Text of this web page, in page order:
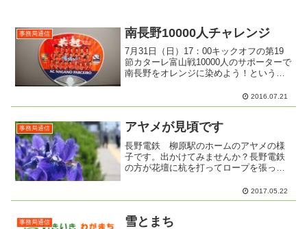
事務局通信 南長野10000人チャレンジ
7月31日（日）17：00キックオフの第19
節カターレ富山戦10000人のサポーターで
南長野をオレンジに染めよう！というこ
を満員にして出発したいと思います。昨
年は、30人の最少催行に足りない時も無
2016.07.21
事務局通信 アヤメが見頃です
長野電鉄 柳原駅のホームのアヤメの様
子です。出かけてみませんか？長野電鉄
の方が花壇に杭を打ってロープを張って
2017.05.22
事務局通信 雪とまち